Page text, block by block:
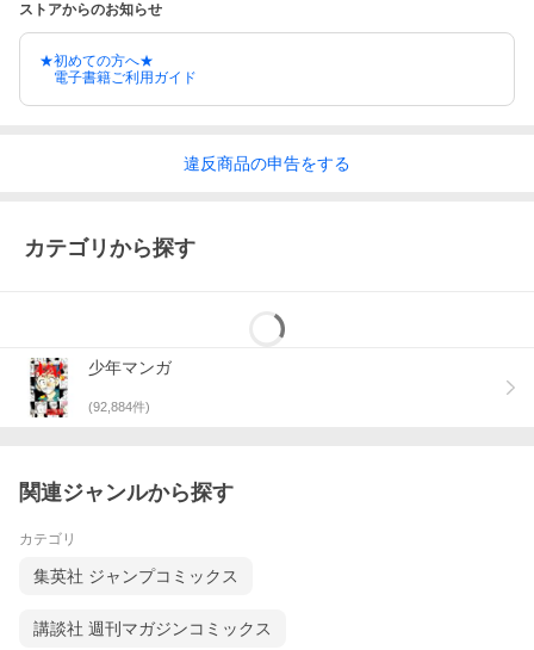
ストアからのお知らせ
★初めての方へ★
電子書籍ご利用ガイド
違反商品の申告をする
カテゴリから探す
少年マンガ
(92,884件)
関連ジャンルから探す
カテゴリ
集英社 ジャンプコミックス
講談社 週刊マガジンコミックス